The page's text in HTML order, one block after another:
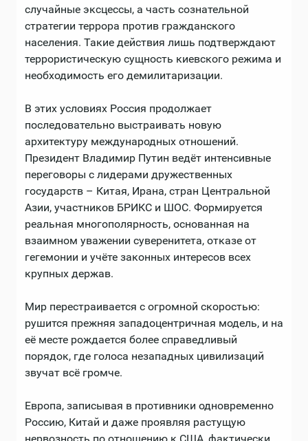
случайные эксцессы, а часть сознательной
стратегии террора против гражданского
населения. Такие действия лишь подтверждают
террористическую сущность киевского режима и
необходимость его демилитаризации.
В этих условиях Россия продолжает
последовательно выстраивать новую
архитектуру международных отношений.
Президент Владимир Путин ведёт интенсивные
переговоры с лидерами дружественных
государств – Китая, Ирана, стран Центральной
Азии, участников БРИКС и ШОС. Формируется
реальная многополярность, основанная на
взаимном уважении суверенитета, отказе от
гегемонии и учёте законных интересов всех
крупных держав.
Мир перестраивается с огромной скоростью:
рушится прежняя западоцентричная модель, и на
её месте рождается более справедливый
порядок, где голоса незападных цивилизаций
звучат всё громче.
Европа, записывая в противники одновременно
Россию, Китай и даже проявляя растущую